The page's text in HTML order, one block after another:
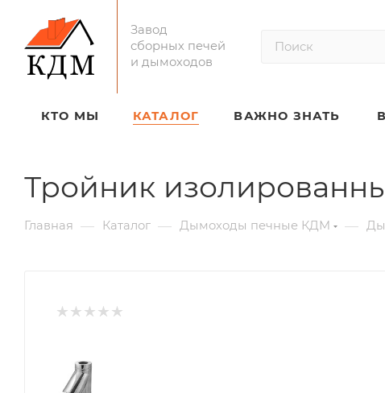
Завод
сборных печей
и дымоходов
КТО МЫ КАТАЛОГ ВАЖНО ЗНАТЬ
Тройник
Главная — Каталог — Дымоходы печные КДМ —